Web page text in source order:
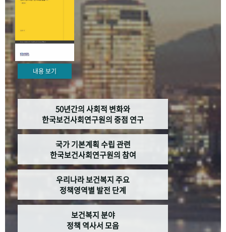
VR 역사관
내용 보기
50년간의 사회적 변화와
한국보건사회연구원의 중점 연구
국가 기본계획 수립 관련
한국보건사회연구원의 참여
우리나라 보건복지 주요
정책영역별 발전 단계
보건복지 분야
정책 역사서 모음